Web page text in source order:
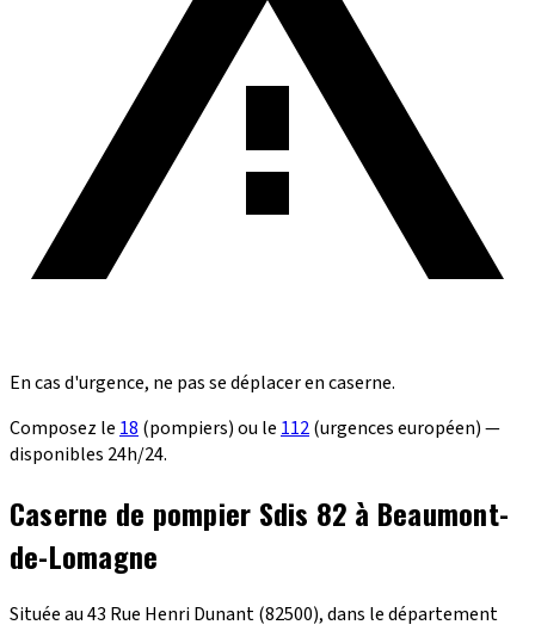
En cas d'urgence, ne pas se déplacer en caserne.
Composez le 18 (pompiers) ou le 112(urgences européen) —
disponibles 24h/24.
Caserne de pompier Sdis 82 à Beaumont-
de-Lomagne
Située au 43 Rue Henri Dunant (82500), dans le département